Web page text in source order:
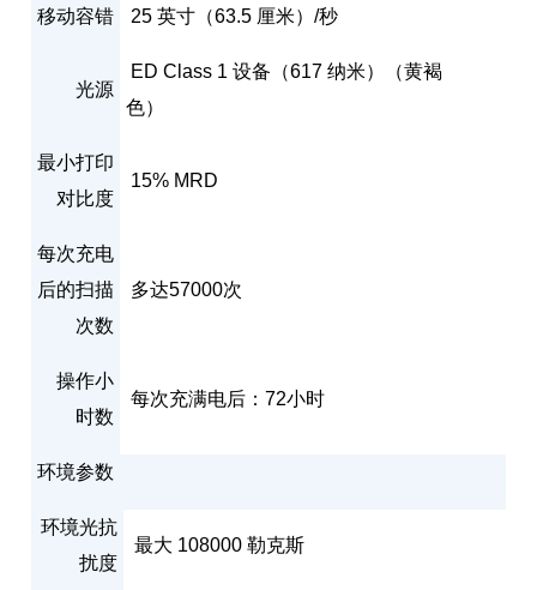
移动容错 25 英寸（63.5 厘米）/秒
光源
ED Class 1 设备（617 纳米）（黄褐
色）
最小打印
对比度
15% MRD
每次充电
后的扫描
次数
多达57000次
操作小
时数
每次充满电后：72小时
环境参数
环境光抗
扰度
最大 108000 勒克斯